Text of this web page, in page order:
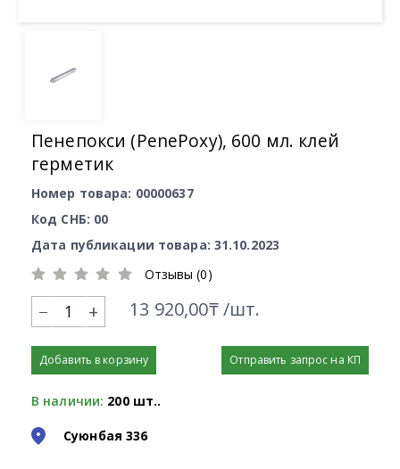
Пенепокси (PenePoxy), 600 мл. клей
герметик
Номер товара: 00000637
Код СНБ: 00
Дата публикации товара: 31.10.2023
Отзывы (0)
+ 13 920,00₸ /шт.
Добавить в корзину Отправить запрос на КП
В наличии: 200 шт..
Суюнбая 336